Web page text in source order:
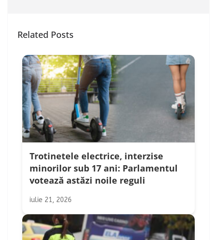
Related Posts
Trotinetele electrice, interzise
minorilor sub 17 ani: Parlamentul
votează astăzi noile reguli
iulie 21, 2026